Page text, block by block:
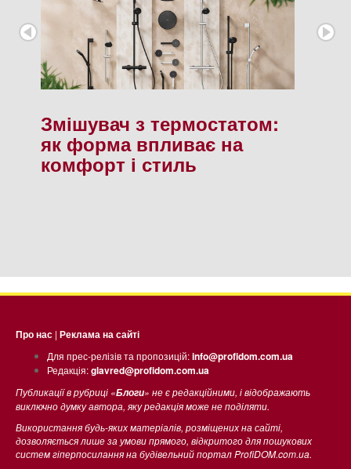
Змішувач з термостатом:
як форма впливає на
комфорт і стиль
Про нас | Реклама на сайті
Для прес-релізів та пропозицій:info@profidom.com.ua
Редакція:glavred@profidom.com.ua
Публикації в рубриці «Блоги» не є редакційними, і відображають
виключно думку автора, яку редакція може не поділяти.
Використання будь-яких матеріалів, розміщених на сайті,
дозволяється лише за умови прямого, відкритого для пошукових
систем гіперпосилання на будівельний портал ProfiDOM.com.ua.